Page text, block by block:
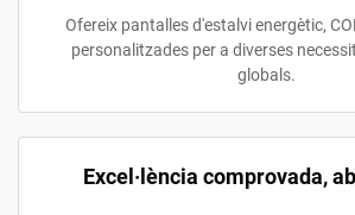
Ofereix pantalles d'estalvi energètic,
personalitzades per a diverses
globals.
Excel·lència comprovada,